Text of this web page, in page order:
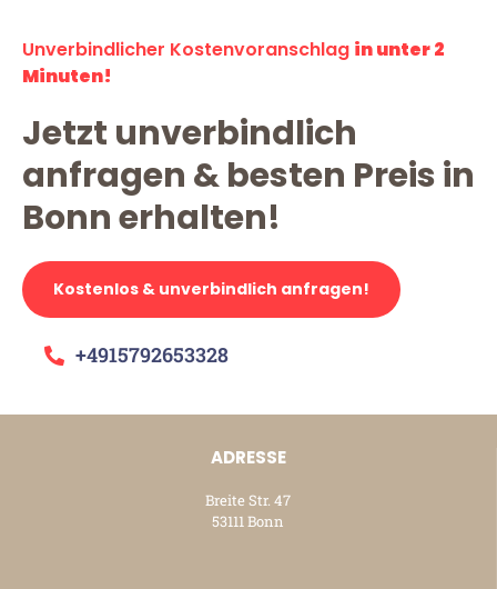
Unverbindlicher Kostenvoranschlag in unter 2
Minuten!
Jetzt unverbindlich
anfragen & besten Preis in
Bonn erhalten!
Kostenlos & unverbindlich anfragen!
+4915792653328
ADRESSE
Breite Str. 47
53111 Bonn